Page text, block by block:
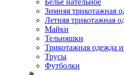
Белье нательное
Зимняя трикотажная
Летняя трикотажная
Майки
Тельняшки
Трикотажная одежда
Трусы
Футболки